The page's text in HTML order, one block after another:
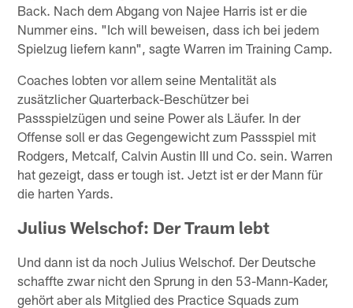
Back. Nach dem Abgang von Najee Harris ist er die
Nummer eins. "Ich will beweisen, dass ich bei jedem
Spielzug liefern kann", sagte Warren im Training Camp.
Coaches lobten vor allem seine Mentalität als
zusätzlicher Quarterback-Beschützer bei
Passspielzügen und seine Power als Läufer. In der
Offense soll er das Gegengewicht zum Passspiel mit
Rodgers, Metcalf, Calvin Austin III und Co. sein. Warren
hat gezeigt, dass er tough ist. Jetzt ist er der Mann für
die harten Yards.
Julius Welschof: Der Traum lebt
Und dann ist da noch Julius Welschof. Der Deutsche
schaffte zwar nicht den Sprung in den 53-Mann-Kader,
gehört aber als Mitglied des Practice Squads zum